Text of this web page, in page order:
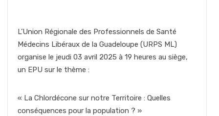
L’Union Régionale des Professionnels de Santé
Médecins Libéraux de la Guadeloupe (URPS ML)
organise le jeudi 03 avril 2025 à 19 heures au siège,
un EPU sur le thème :
« La Chlordécone sur notre Territoire : Quelles
conséquences pour la population ? »